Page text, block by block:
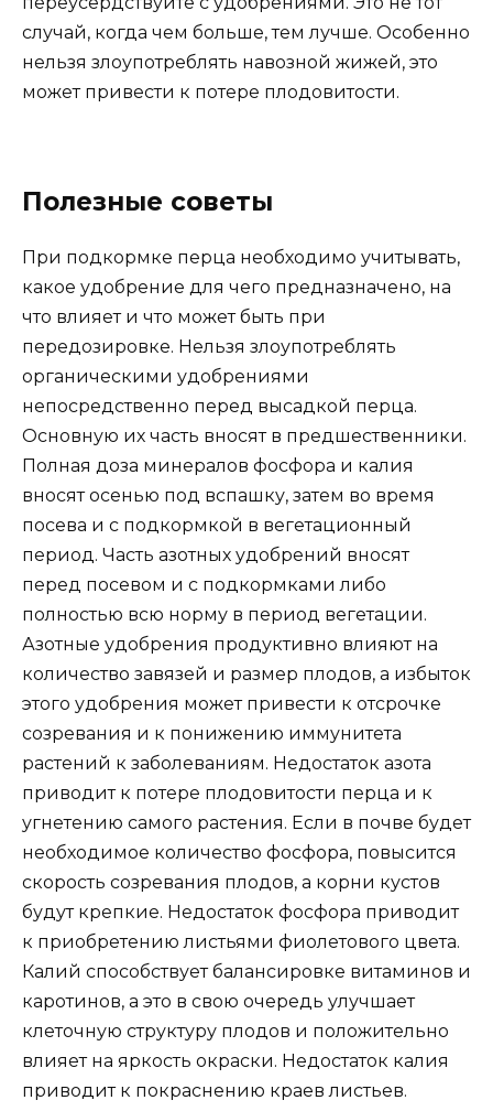
случай, когда чем больше, тем лучше. Особенно
нельзя злоупотреблять навозной жижей, это
может привести к потере плодовитости.
Полезные советы
При подкормке перца необходимо учитывать,
какое удобрение для чего предназначено, на
что влияет и что может быть при
передозировке. Нельзя злоупотреблять
органическими удобрениями
непосредственно перед высадкой перца.
Основную их часть вносят в предшественники.
Полная доза минералов фосфора и калия
вносят осенью под вспашку, затем во время
посева и с подкормкой в вегетационный
период. Часть азотных удобрений вносят
перед посевом и с подкормками либо
полностью всю норму в период вегетации.
Азотные удобрения продуктивно влияют на
количество завязей и размер плодов, а избыток
этого удобрения может привести к отсрочке
созревания и к понижению иммунитета
растений к заболеваниям. Недостаток азота
приводит к потере плодовитости перца и к
угнетению самого растения. Если в почве будет
необходимое количество фосфора, повысится
скорость созревания плодов, а корни кустов
будут крепкие. Недостаток фосфора приводит
к приобретению листьями фиолетового цвета.
Калий способствует балансировке витаминов и
каротинов, а это в свою очередь улучшает
клеточную структуру плодов и положительно
влияет на яркость окраски. Недостаток калия
приводит к покраснению краев листьев.